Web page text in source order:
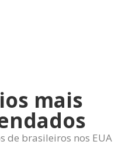
mais
de brasileiros nos EUA